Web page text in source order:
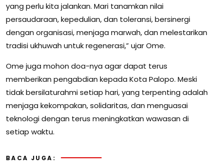
yang perlu kita jalankan. Mari tanamkan nilai
persaudaraan, kepedulian, dan toleransi, bersinergi
dengan organisasi, menjaga marwah, dan melestarikan
tradisi ukhuwah untuk regenerasi,” ujar Ome.
Ome juga mohon doa-nya agar dapat terus
memberikan pengabdian kepada Kota Palopo. Meski
tidak bersilaturahmi setiap hari, yang terpenting adalah
menjaga kekompakan, solidaritas, dan menguasai
teknologi dengan terus meningkatkan wawasan di
setiap waktu.
BACA JUGA: